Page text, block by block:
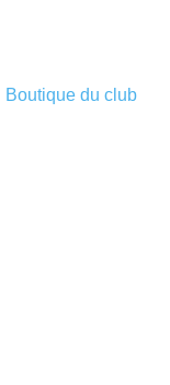
Boutique du club